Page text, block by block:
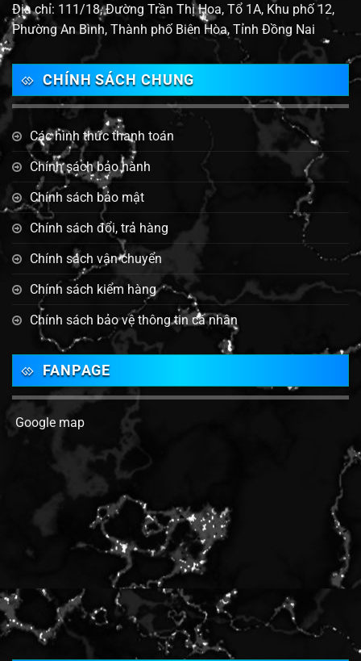
Địa chỉ: 111/18, Đường Trần Thị Hoa, Tổ 1A, Khu phố 12,
Phường An Bình, Thành phố Biên Hòa, Tỉnh Đồng Nai
CHÍNH SÁCH CHUNG
Các hình thức thanh toán
Chính sách bảo hành
Chính sách bảo mật
Chính sách đổi, trả hàng
Chính sách vận chuyển
Chính sách kiểm hàng
Chính sách bảo vệ thông tin cá nhân
FANPAGE
Google map